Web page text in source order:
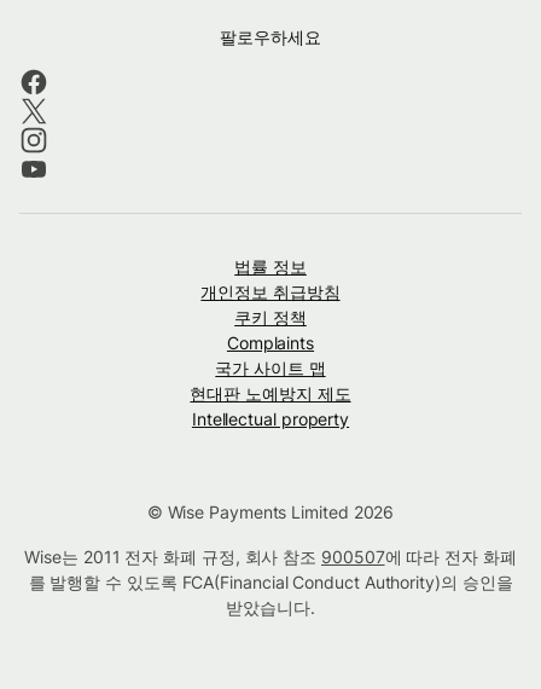
팔로우하세요
법률 정보
개인정보 취급방침
쿠키 정책
Complaints
국가 사이트 맵
현대판 노예방지 제도
Intellectual property
© Wise Payments Limited 2026
Wise는 2011 전자 화폐 규정, 회사 참조 900507에 따라 전자 화폐
를 발행할 수 있도록 FCA(Financial Conduct Authority)의 승인을
받았습니다.